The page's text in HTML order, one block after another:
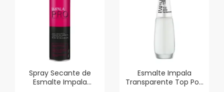
Spray Secante de
Esmalte Impala
Esmalte Impala
Transparente Top Pop